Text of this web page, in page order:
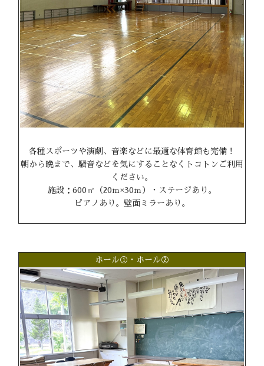
各種スポーツや演劇、音楽などに最適な体育館も完備！
朝から晩まで、騒音などを気にすることなくトコトンご利用
ください。
施設：600㎡（20ｍ×30ｍ）・ステージあり。
ピアノあり。壁面ミラーあり。
ホール①・ホール②